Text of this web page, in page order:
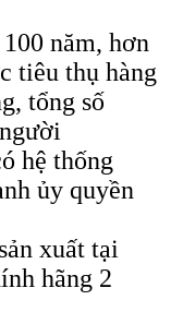
năm, hơn
tiêu thụ hàng
tổng số
hệ thống
ủy quyền
xuất tại
hãng 2